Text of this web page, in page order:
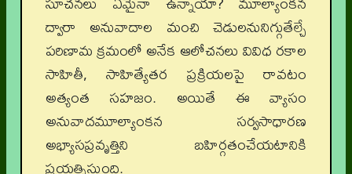
ద్వారా అనువాదాల మంచి చెడులనునిగ్గుతేల్చే
పరిణామ క్రమంలో అనేక ఆలోచనలు వివిధ రకాల
సాహితీ, సాహిత్యేతర ప్రక్రియలపై రావటం
అత్యంత సహజం. అయితే ఈ వ్యాసం
అనువాదమూల్యాంకన సర్వసాధారణ
అభ్యాసప్రవృత్తిని బహిర్గతంచేయటానికి
ప్రయత్నిస్తుంది.